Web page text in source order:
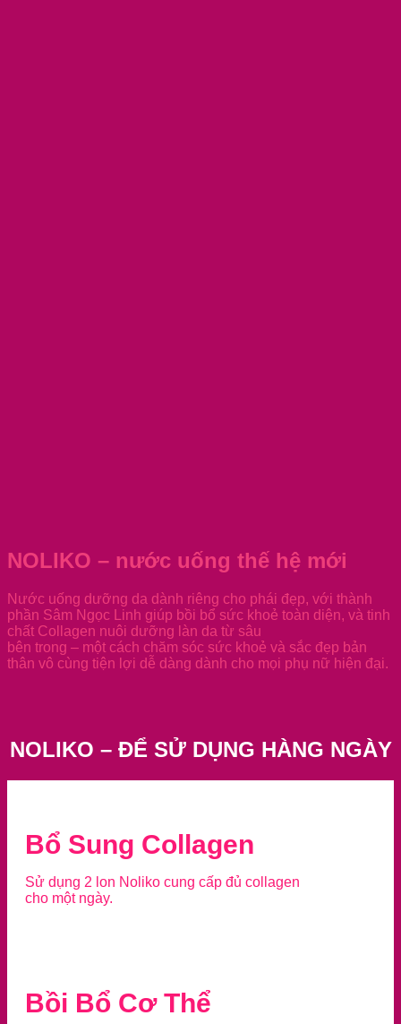
NOLIKO – nước uống thế hệ mới
Nước uống dưỡng da dành riêng cho phái đẹp, với thành
phần Sâm Ngọc Linh giúp bồi bổ sức khoẻ toàn diện, và tinh
chất Collagen nuôi dưỡng làn da từ sâu
bên trong – một cách chăm sóc sức khoẻ và sắc đẹp bản
thân vô cùng tiện lợi dễ dàng dành cho mọi phụ nữ hiện đại.
NOLIKO – ĐỂ SỬ DỤNG HÀNG NGÀY
Bổ Sung Collagen
Sử dụng 2 lon Noliko cung cấp đủ collagen
cho một ngày.
Bồi Bổ Cơ Thể